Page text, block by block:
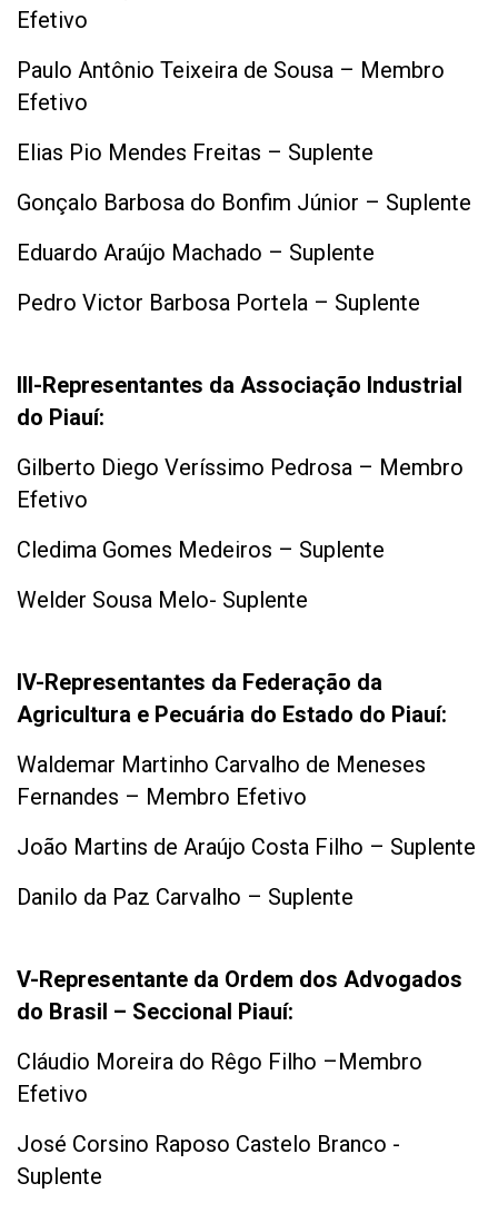
Efetivo
Paulo Antônio Teixeira de Sousa – Membro
Efetivo
Elias Pio Mendes Freitas – Suplente
Gonçalo Barbosa do Bonfim Júnior – Suplente
Eduardo Araújo Machado – Suplente
Pedro Victor Barbosa Portela – Suplente
III-Representantes da Associação Industrial
do Piauí:
Gilberto Diego Veríssimo Pedrosa – Membro
Efetivo
Cledima Gomes Medeiros – Suplente
Welder Sousa Melo- Suplente
IV-Representantes da Federação da
Agricultura e Pecuária do Estado do Piauí:
Waldemar Martinho Carvalho de Meneses
Fernandes – Membro Efetivo
João Martins de Araújo Costa Filho – Suplente
Danilo da Paz Carvalho – Suplente
V-Representante da Ordem dos Advogados
do Brasil – Seccional Piauí:
Cláudio Moreira do Rêgo Filho –Membro
Efetivo
José Corsino Raposo Castelo Branco -
Suplente